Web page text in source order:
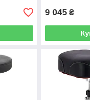
9 045 ₴